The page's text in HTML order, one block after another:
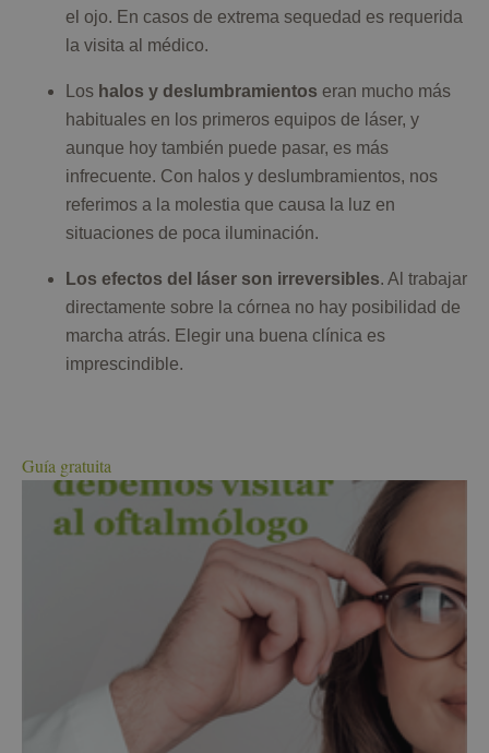
el ojo. En casos de extrema sequedad es requerida
la visita al médico.
Los halos y deslumbramientos eran mucho más
habituales en los primeros equipos de láser, y
aunque hoy también puede pasar, es más
infrecuente. Con halos y deslumbramientos, nos
referimos a la molestia que causa la luz en
situaciones de poca iluminación.
Los efectos del láser son irreversibles. Al trabajar
directamente sobre la córnea no hay posibilidad de
marcha atrás. Elegir una buena clínica es
imprescindible.
Guía gratuita